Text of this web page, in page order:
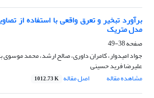
برآورد تبخیر و تعرق واقعی با استفاده از
مدل متریک
صفحه38-49
جواد امیدوار، کامران داوری، صالح ارشد، محمد موسوی
علیرضا فرید حسینی
مشاهده مقاله
اصل مقاله 1012.73 K